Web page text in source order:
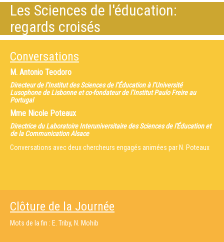
Les Sciences de l'éducation:
regards croisés
Conversations
M. Antonio Teodoro
Directeur de l’Institut des Sciences de l’Éducation à l’Université
Lusophone de Lisbonne et co-fondateur de l’Institut Paulo Freire au
Portugal
Mme Nicole Poteaux
Directrice du Laboratoire Interuniversitaire des Sciences de l'Éducation et
de la Communication Alsace
Conversations avec deux chercheurs engagés animées par N. Poteaux
Clôture de la Journée
Mots de la fin : E. Triby, N. Mohib